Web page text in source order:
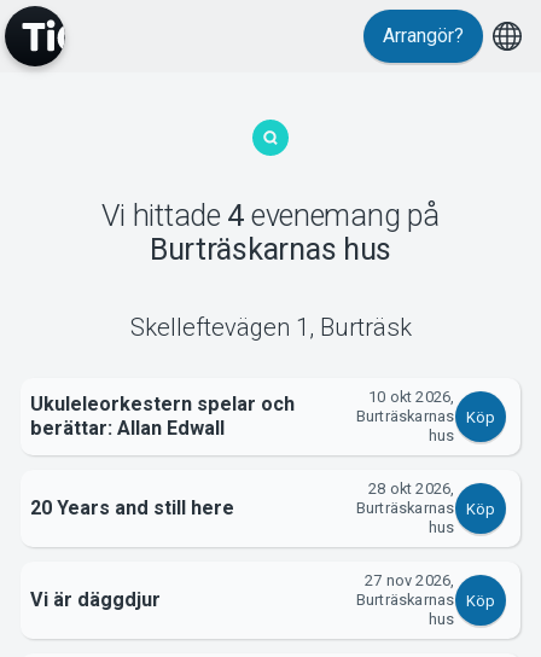
MyTickster
Support
Om Tickster
Arrangör?
Vi hittade 4 evenemang på
Burträskarnas hus
Skelleftevägen 1 , Burträsk
Ukuleleorkestern spelar och
berättar: Allan Edwall
10 okt 2026,
Burträskarnas
hus
Köp
20 Years and still here
28 okt 2026,
Burträskarnas
hus
Köp
Vi är däggdjur
27 nov 2026,
Burträskarnas
hus
Köp